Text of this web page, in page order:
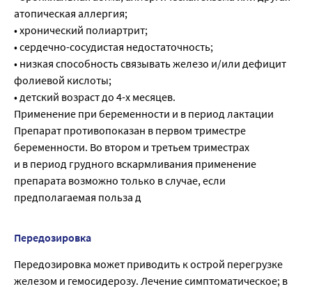
атопическая аллергия;
• хронический полиартрит;
• сердечно-сосудистая недостаточность;
• низкая способность связывать железо и/или дефицит
фолиевой кислоты;
• детский возраст до 4-х месяцев.
Применение при беременности и в период лактации
Препарат противопоказан в первом триместре
беременности. Во втором и третьем триместрах
и в период грудного вскармливания применение
препарата возможно только в случае, если
предполагаемая польза д
Передозировка
Передозировка может приводить к острой перегрузке
железом и гемосидерозу. Лечение симптоматическое; в